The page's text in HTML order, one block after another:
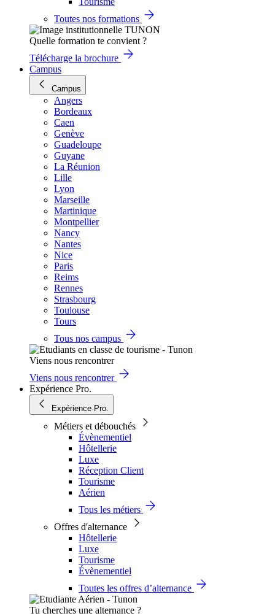
Toutes nos formations
Quelle formation te convient ?
Télécharge la brochure
Campus
Campus
Angers
Bordeaux
Caen
Genève
Guadeloupe
Guyane
La Réunion
Lille
Lyon
Marseille
Martinique
Montpellier
Nancy
Nantes
Nice
Paris
Reims
Rennes
Strasbourg
Toulouse
Tours
Tous nos campus
Viens nous rencontrer
Viens nous rencontrer
Expérience Pro.
Expérience Pro.
Métiers et débouchés
Évènementiel
Hôtellerie
Luxe
Réception Client
Tourisme
Aérien
Tous les métiers
Offres d'alternance
Hôtellerie
Luxe
Tourisme
Évènementiel
Toutes les offres d’alternance
Tu cherches une alternance ?